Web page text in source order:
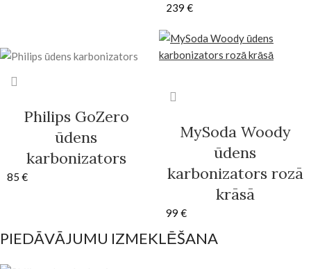
239 €
Philips GoZero
ūdens
karbonizators
85 €
MySoda Woody
ūdens
karbonizators rozā
krāsā
99 €
PIEDĀVĀJUMU IZMEKLĒŠANA